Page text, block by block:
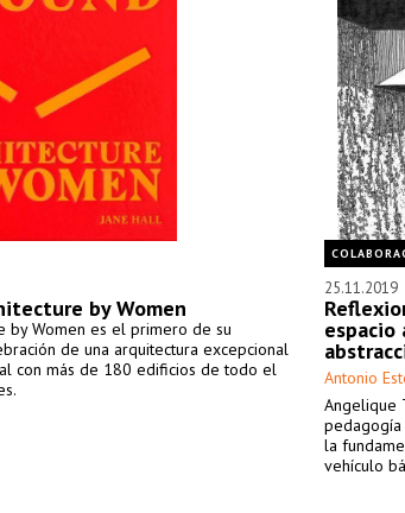
by Women
by Women es el primero de su
de una arquitectura excepcional
con más de 180 edificios de todo el
25.11.2019
espacio
Antonio
Angelique
pedagogía
la
vehículo